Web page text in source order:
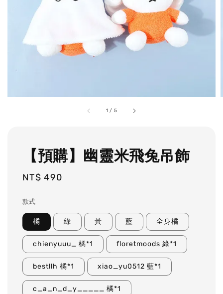
1 / 5
【預購】幽靈米飛兔吊飾
Regular
NT$ 490
款式
橘 綠 黃 藍 全身橘
chienyuuu_ 橘*1 floretmoods 綠*1
bestllh 橘*1 xiao_yu0512 藍*1
c_a_n_d_y_____ 橘*1